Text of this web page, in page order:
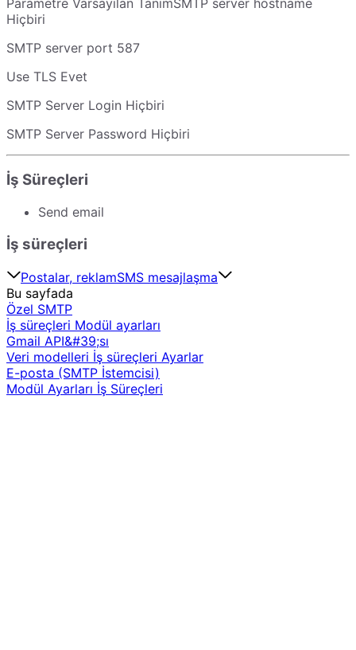
Hiçbiri
SMTP server port 587
Use TLS Evet
SMTP Server Login Hiçbiri
SMTP Server Password Hiçbiri
İş Süreçleri
Send email
İş süreçleri
Postalar, reklamSMS mesajlaşma
Bu sayfada
Özel SMTP
İş süreçleri Modül ayarları
Gmail API&#39;sı
Veri modelleri İş süreçleri Ayarlar
E-posta (SMTP İstemcisi)
Modül Ayarları İş Süreçleri